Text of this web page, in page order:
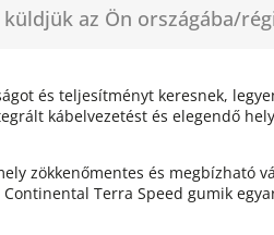
az Ön országába/
és teljesítményt keresnek,
kábelvezetést és elegendő
zökkenőmentes és megbízható
Terra Speed gumik